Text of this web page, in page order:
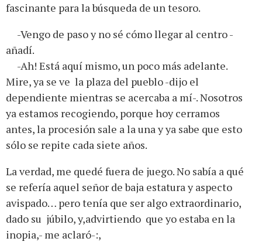
fascinante para la búsqueda de un tesoro.
-Vengo de paso y no sé cómo llegar al centro -
añadí.
-Ah! Está aquí mismo, un poco más adelante.
Mire, ya se ve la plaza del pueblo -dijo el
dependiente mientras se acercaba a mí-. Nosotros
ya estamos recogiendo, porque hoy cerramos
antes, la procesión sale a la una y ya sabe que esto
sólo se repite cada siete años.
La verdad, me quedé fuera de juego. No sabía a qué
se refería aquel señor de baja estatura y aspecto
avispado… pero tenía que ser algo extraordinario,
dado su júbilo, y,advirtiendo que yo estaba en la
inopia,- me aclaró-:,